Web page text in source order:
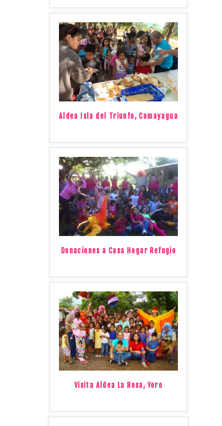
Aldea Isla del Triunfo, Comayagua
Donaciones a Casa Hogar Refugio
Visita Aldea La Rosa, Yoro